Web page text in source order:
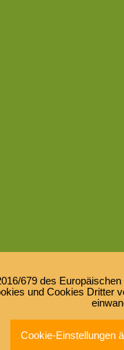
679 des
und Cookies Dritter
Cookie-Einstellungen